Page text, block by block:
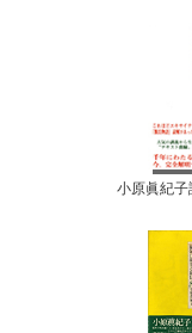
小原眞紀子